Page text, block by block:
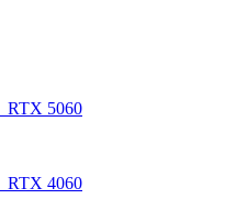
RTX 5060
RTX 4060